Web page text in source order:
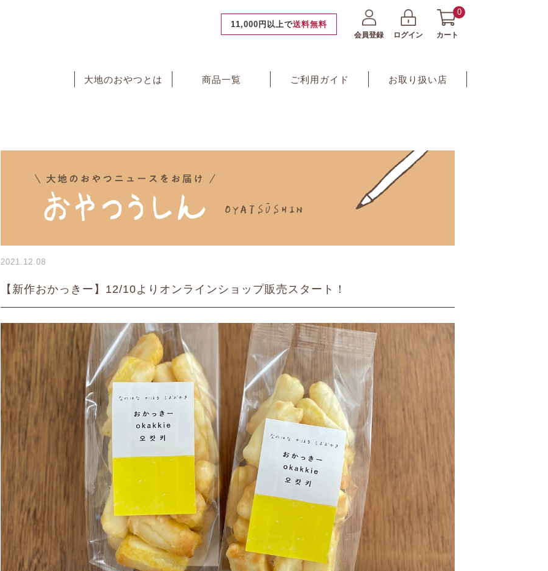
11,000円以上で送料無料
会員登録 ログイン カート
0
大地のおやつとは 商品一覧 ご利用ガイド お取り扱い店
2021.12.08
【新作おかっきー】12/10よりオンラインショップ販売スタート！